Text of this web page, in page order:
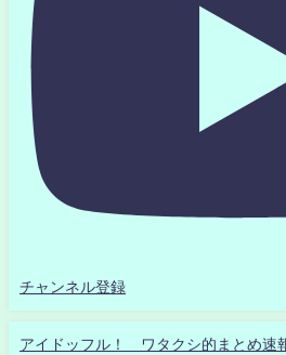
チャンネル登録
アイドッフル！ ワタクシ的まとめ